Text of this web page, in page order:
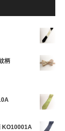
柄
KO10001A